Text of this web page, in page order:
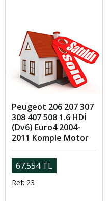
Peugeot 206 207 307
308 407 508 1.6 HDİ
(Dv6) Euro4 2004-
2011 Komple Motor
67.554 TL
Ref: 23